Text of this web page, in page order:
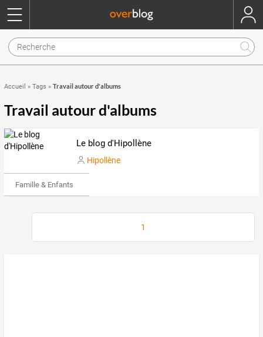
Accueil » Tags » Travail autour d'albums
Travail autour d'albums
Le blog d'Hipollène
Hipollène
Famille & Enfants
1